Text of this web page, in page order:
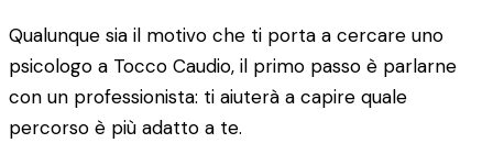
Qualunque sia il motivo che ti porta a cercare uno
psicologo a Tocco Caudio, il primo passo è parlarne
con un professionista: ti aiuterà a capire quale
percorso è più adatto a te.